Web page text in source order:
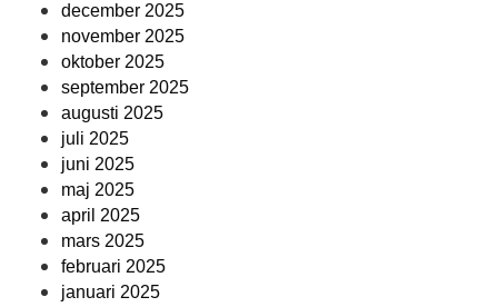
december 2025
november 2025
oktober 2025
september 2025
augusti 2025
juli 2025
juni 2025
maj 2025
april 2025
mars 2025
februari 2025
januari 2025